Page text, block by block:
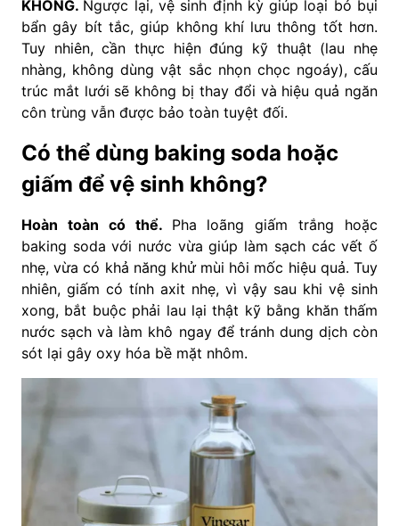
KHÔNG. Ngược lại, vệ sinh định kỳ giúp loại bỏ bụi
bẩn gây bít tắc, giúp không khí lưu thông tốt hơn.
Tuy nhiên, cần thực hiện đúng kỹ thuật (lau nhẹ
nhàng, không dùng vật sắc nhọn chọc ngoáy), cấu
trúc mắt lưới sẽ không bị thay đổi và hiệu quả ngăn
côn trùng vẫn được bảo toàn tuyệt đối.
Có thể dùng baking soda hoặc
giấm để vệ sinh không?
Hoàn toàn có thể. Pha loãng giấm trắng hoặc
baking soda với nước vừa giúp làm sạch các vết ố
nhẹ, vừa có khả năng khử mùi hôi mốc hiệu quả. Tuy
nhiên, giấm có tính axit nhẹ, vì vậy sau khi vệ sinh
xong, bắt buộc phải lau lại thật kỹ bằng khăn thấm
nước sạch và làm khô ngay để tránh dung dịch còn
sót lại gây oxy hóa bề mặt nhôm.